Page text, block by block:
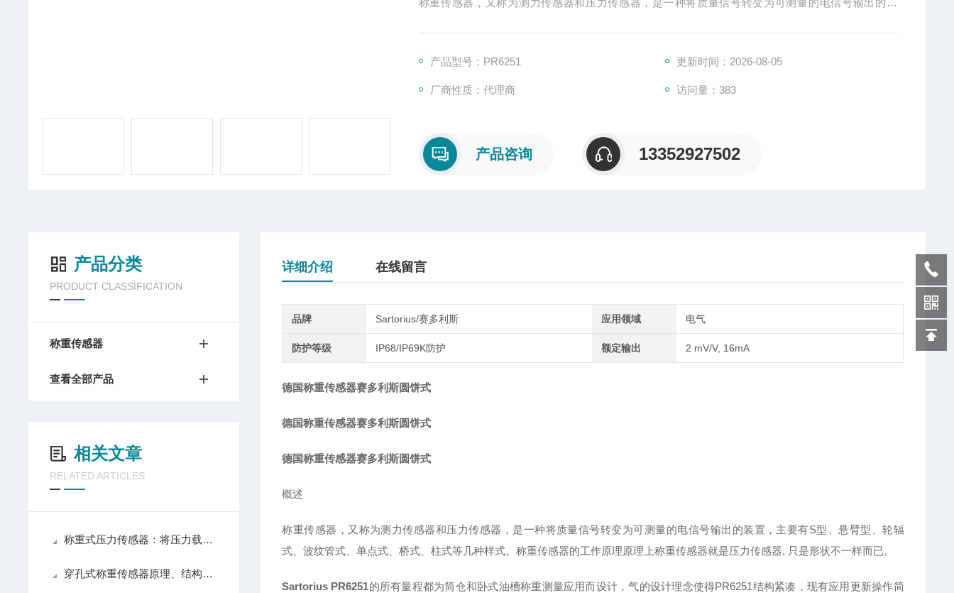
称重传感器，又称为测力传感器和压力传感器，是一种将质量信号转变为可测量的电信号输出的装
产品型号：PR6251
更新时间：2026-08-05
厂商性质：代理商 访问量：383
产品咨询 13352927502
详细介绍 在线留言
品牌 Sartorius/赛多利斯 应用领域 电气
防护等级 IP68/IP69K防护 额定输出 2 mV/V, 16mA
德国称重传感器赛多利斯圆饼式
德国称重传感器赛多利斯圆饼式
德国称重传感器赛多利斯圆饼式
概述
称重传感器，又称为测力传感器和压力传感器，是一种将质量信号转变为可测量的电信号输出的装置，主要有S型、悬臂型、轮辐
式、波纹管式、单点式、桥式、柱式等几种样式。称重传感器的工作原理原理上称重传感器就是压力传感器, 只是形状不一样而已。
Sartorius PR6251的所有量程都为筒仓和卧式油槽称重测量应用而设计，气的设计理念使得PR6251结构紧凑，现有应用更新操作简
产品分类
PRODUCT CLASSIFICATION
称重传感器
查看全部产品
相关文章
RELATED ARTICLES
称重式压力传感器：将压力载荷转化为可测电信号的测力装置
穿孔式称重传感器原理、结构与应用解析